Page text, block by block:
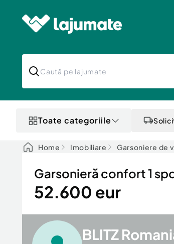
Toate categoriile
Home Imobiliare Garsoniere de
Garsonieră confort 1
52.600 eur
BLITZ